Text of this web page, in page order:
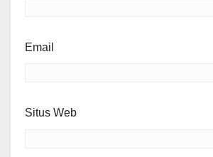
Email
Situs Web